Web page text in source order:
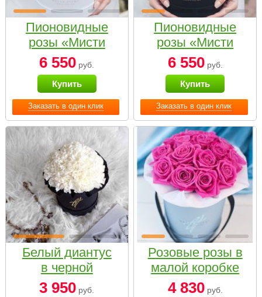
Заказать в один клик
Пионовидные
розы «Мисти
бабблс» в белой
коробке Small
6 550 руб.
Купить
Заказать в один клик
Пионовидные
розы «Мисти
бабблс» в
черной коробке
Small
6 550руб.
Купить
Белый диантус
в черной
коробке Small
3 950 руб.
Розовые розы в
малой коробке
4 830руб.